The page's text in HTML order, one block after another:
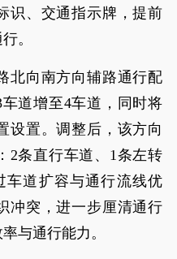
识、交通指示牌，提前
。
北向南方向辅路通行配
道增至4车道，同时将
设置。调整后，该方向
2条直行车道、1条左转
车道扩容与通行流线优
冲突，进一步厘清通行
与通行能力。